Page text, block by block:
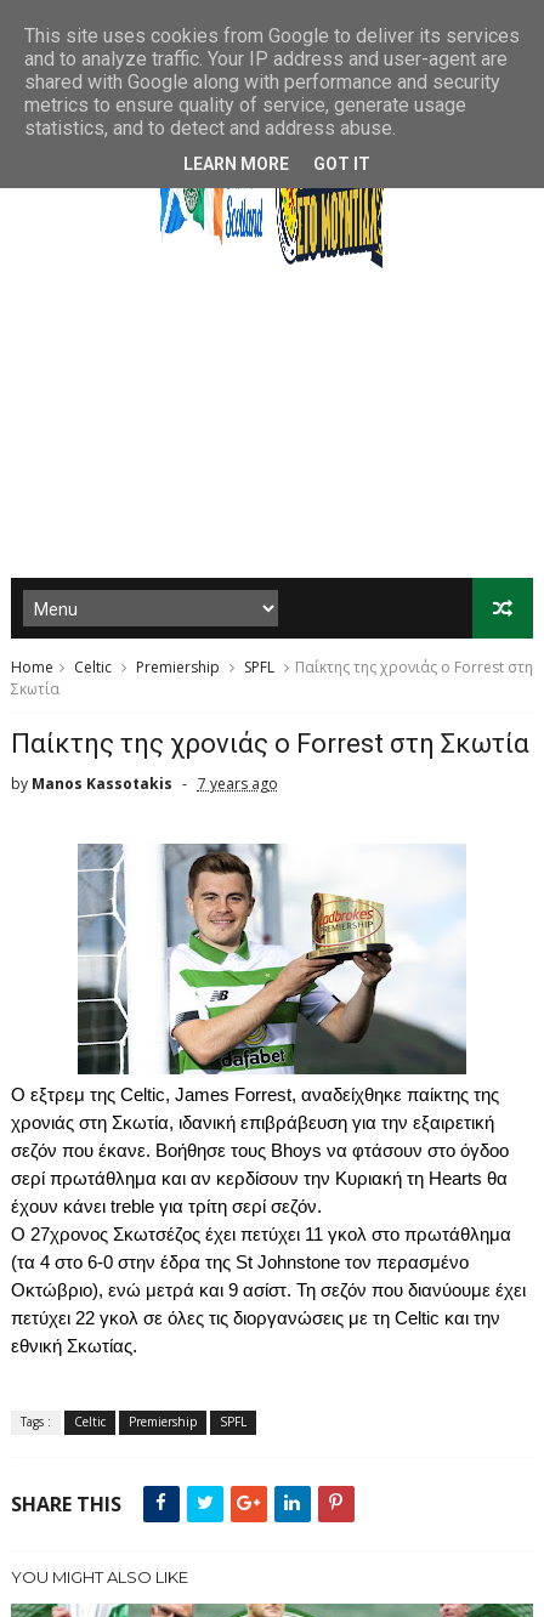
Home Celtic Premiership SPFL
Παίκτης της χρονιάς ο Forrest στη
Σκωτία
Παίκτης της χρονιάς ο Forrest στη Σκωτία
by Manos Kassotakis 7 years ago
Ο εξτρεμ της Celtic, James Forrest, αναδείχθηκε παίκτης της
χρονιάς στη Σκωτία, ιδανική επιβράβευση για την εξαιρετική
σεζόν που έκανε. Βοήθησε τους Bhoys να φτάσουν στο όγδοο
σερί πρωτάθλημα και αν κερδίσουν την Κυριακή τη Hearts θα
έχουν κάνει trebleγια τρίτη σερί σεζόν.
Ο 27χρονος Σκωτσέζος έχει πετύχει 11 γκολ στο πρωτάθλημα
(τα 4 στο 6-0 στην έδρα της St Johnstone τον περασμένο
Οκτώβριο), ενώ μετρά και 9 ασίστ. Τη σεζόν που διανύουμε έχει
πετύχει 22 γκολ σε όλες τις διοργανώσεις με τη Celtic και την
εθνική Σκωτίας.
Tags : Celtic Premiership SPFL
SHARE THIS
YOU MIGHT ALSO LIKE
This site uses cookies from Google to deliver its services
and to analyze traffic. Your IP address and user-agent are
shared with Google along with performance and security
metrics to ensure quality of service, generate usage
statistics, and to detect and address abuse.
LEARN MORE GOT IT